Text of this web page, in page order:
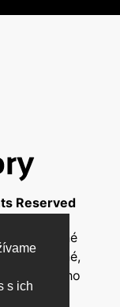
s ich
Reserved
sú chránené
kopírované,
písomného